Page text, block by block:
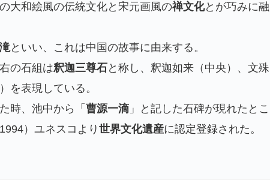
大和絵風の伝統文化と宋元画風の禅文化とが巧みに融
といい、これは中国の故事に由来する。
の石組は釈迦三尊石と称し、釈迦如来（中央）、文殊
を表現している。
時、池中から「 曹源一滴」と記した石碑が現れたとこ
）ユネスコより 世界文化遺産に認定登録された。